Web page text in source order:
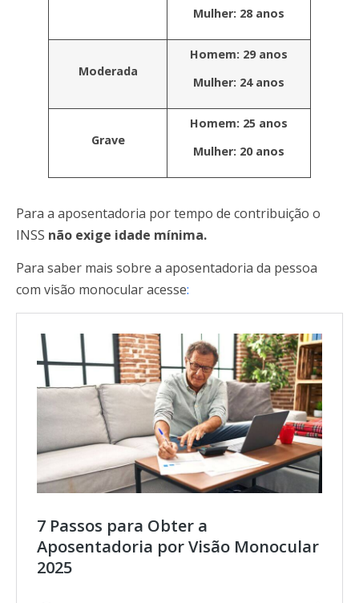
Mulher: 28 anos
Moderada
Homem: 29 anos
Mulher: 24 anos
Grave
Homem: 25 anos
Mulher: 20 anos
Para a aposentadoria por tempo de contribuição o
INSS não exige idade mínima.
Para saber mais sobre a aposentadoria da pessoa
com visão monocular acesse:
7 Passos para Obter a
Aposentadoria por Visão Monocular
2025